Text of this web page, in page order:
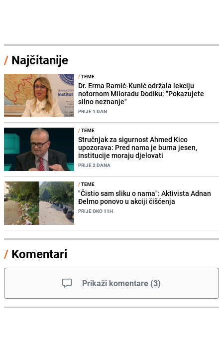
/ Najčitanije
/TEME
Dr. Erma Ramić-Kunić održala lekciju
notornom Miloradu Dodiku: "Pokazujete
silno neznanje"
PRIJE 1 DAN
/TEME
Stručnjak za sigurnost Ahmed Kico
upozorava: Pred nama je burna jesen,
institucije moraju djelovati
PRIJE 2 DANA
/TEME
"Čistio sam sliku o nama": Aktivista Adnan
Đelmo ponovo u akciji čišćenja
PRIJE OKO 11H
/ Komentari
Prikaži komentare (3)